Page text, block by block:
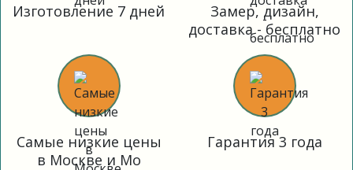
Изготовление 7 дней
Замер, дизайн,
доставка - бесплатно
Самые низкие цены
в Москве и Мо
Гарантия 3 года